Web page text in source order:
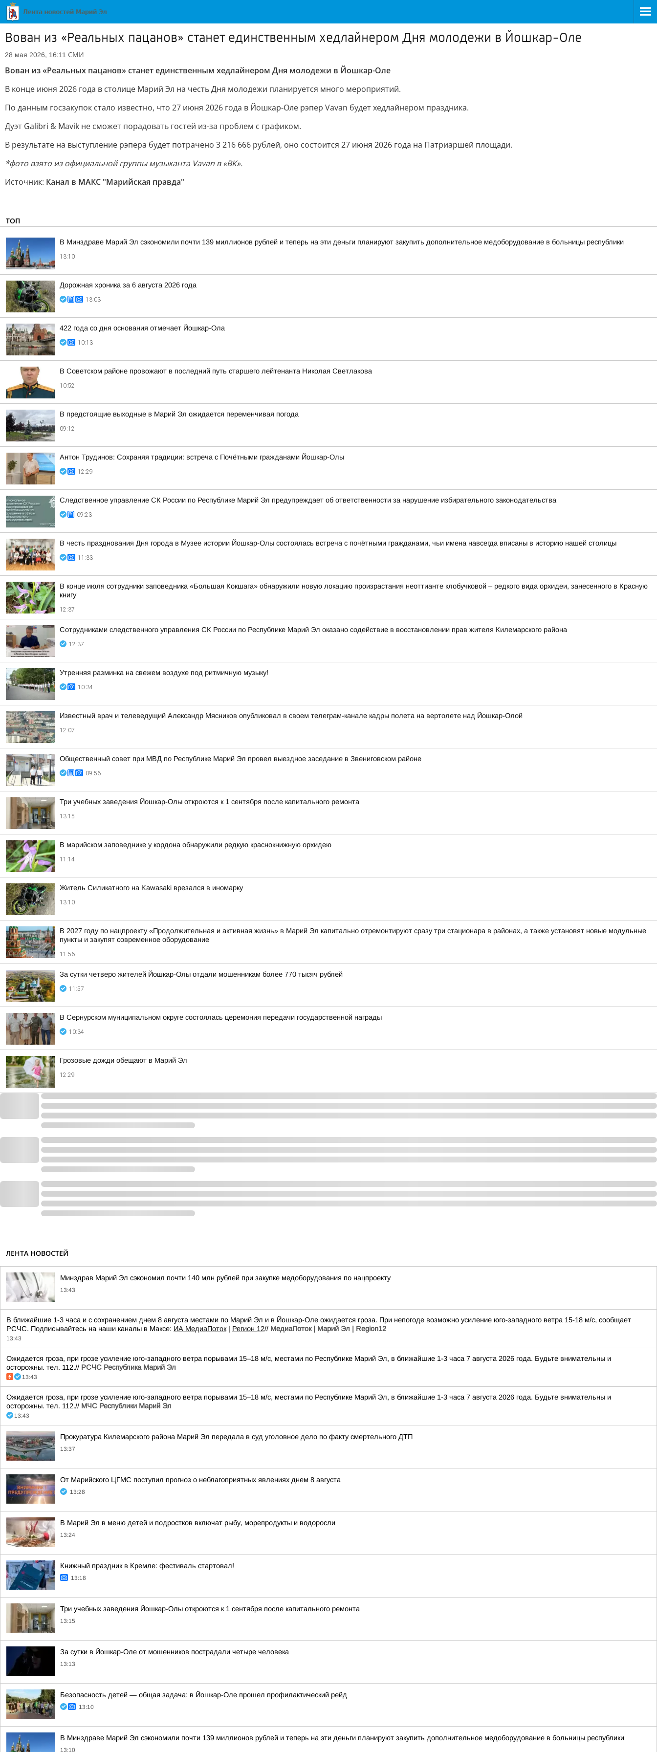
Вован из «Реальных пацанов» станет единственным хедлайнером Дня молодежи в Йошкар-Оле
28 мая 2026, 16:11 СМИ
Вован из «Реальных пацанов» станет единственным хедлайнером Дня молодежи в Йошкар-Оле
В конце июня 2026 года в столице Марий Эл на честь Дня молодежи планируется много мероприятий.
По данным госзакупок стало известно, что 27 июня 2026 года в Йошкар-Оле рэпер Vavan будет хедлайнером праздника.
Дуэт Galibri & Mavik не сможет порадовать гостей из-за проблем с графиком.
В результате на выступление рэпера будет потрачено 3 216 666 рублей, оно состоится 27 июня 2026 года на Патриаршей площади.
*фото взято из официальной группы музыканта Vavan в «ВК».
Источник: Канал в МАКС "Марийская правда"
ТОП
В Минздраве Марий Эл сэкономили почти 139 миллионов рублей и теперь на эти деньги планируют закупить дополнительное медоборудование в больницы республики
13:10
Дорожная хроника за 6 августа 2026 года
13:03
422 года со дня основания отмечает Йошкар-Ола
10:13
В Советском районе провожают в последний путь старшего лейтенанта Николая Светлакова
10:52
В предстоящие выходные в Марий Эл ожидается переменчивая погода
09:12
Антон Трудинов: Сохраняя традиции: встреча с Почётными гражданами Йошкар-Олы
12:29
Следственное управление СК России по Республике Марий Эл предупреждает об ответственности за нарушение избирательного законодательства
09:23
В честь празднования Дня города в Музее истории Йошкар-Олы состоялась встреча с почётными гражданами, чьи имена навсегда вписаны в историю нашей столицы
11:33
В конце июля сотрудники заповедника «Большая Кокшага» обнаружили новую локацию произрастания неоттианте клобучковой – редкого вида орхидеи, занесенного в Красную
книгу
12:37
Сотрудниками следственного управления СК России по Республике Марий Эл оказано содействие в восстановлении прав жителя Килемарского района
12:37
Утренняя разминка на свежем воздухе под ритмичную музыку!
10:34
Известный врач и телеведущий Александр Мясников опубликовал в своем телеграм-канале кадры полета на вертолете над Йошкар-Олой
12:07
Общественный совет при МВД по Республике Марий Эл провел выездное заседание в Звениговском районе
09:56
Три учебных заведения Йошкар-Олы откроются к 1 сентября после капитального ремонта
13:15
В марийском заповеднике у кордона обнаружили редкую краснокнижную орхидею
11:14
Житель Силикатного на Kawasaki врезался в иномарку
13:10
В 2027 году по нацпроекту «Продолжительная и активная жизнь» в Марий Эл капитально отремонтируют сразу три стационара в районах, а также установят новые модульные
пункты и закупят современное оборудование
11:56
За сутки четверо жителей Йошкар-Олы отдали мошенникам более 770 тысяч рублей
11:57
В Сернурском муниципальном округе состоялась церемония передачи государственной награды
10:34
Грозовые дожди обещают в Марий Эл
12:29
ЛЕНТА НОВОСТЕЙ
Минздрав Марий Эл сэкономил почти 140 млн рублей при закупке медоборудования по нацпроекту
13:43
В ближайшие 1-3 часа и с сохранением днем 8 августа местами по Марий Эл и в Йошкар-Оле ожидается гроза. При непогоде возможно усиление юго-западного ветра 15-18 м/с, сообщает
РСЧС. Подписывайтесь на наши каналы в Максе: ИА МедиаПоток| Регион 12// МедиаПоток | Марий Эл | Region12
13:43
Ожидается гроза, при грозе усиление юго-западного ветра порывами 15–18 м/с, местами по Республике Марий Эл, в ближайшие 1-3 часа 7 августа 2026 года. Будьте внимательны и
осторожны. тел. 112.// РСЧС Республика Марий Эл
13:43
Ожидается гроза, при грозе усиление юго-западного ветра порывами 15–18 м/с, местами по Республике Марий Эл, в ближайшие 1-3 часа 7 августа 2026 года. Будьте внимательны и
осторожны. тел. 112.// МЧС Республики Марий Эл
13:43
Прокуратура Килемарского района Марий Эл передала в суд уголовное дело по факту смертельного ДТП
13:37
От Марийского ЦГМС поступил прогноз о неблагоприятных явлениях днем 8 августа
13:28
В Марий Эл в меню детей и подростков включат рыбу, морепродукты и водоросли
13:24
Книжный праздник в Кремле: фестиваль стартовал!
13:18
Три учебных заведения Йошкар-Олы откроются к 1 сентября после капитального ремонта
13:15
За сутки в Йошкар-Оле от мошенников пострадали четыре человека
13:13
Безопасность детей — общая задача: в Йошкар-Оле прошел профилактический рейд
13:10
В Минздраве Марий Эл сэкономили почти 139 миллионов рублей и теперь на эти деньги планируют закупить дополнительное медоборудование в больницы республики
13:10